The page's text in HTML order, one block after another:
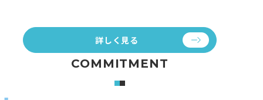
詳しく見る
COMMITMENT